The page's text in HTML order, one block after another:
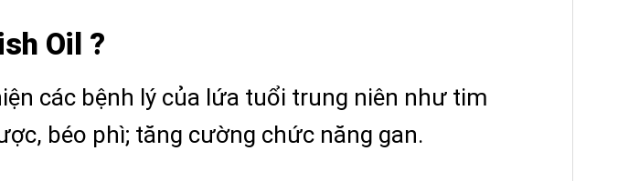
Oil ?
các bệnh lý của lứa tuổi trung niên như tim
béo phì; tăng cường chức năng gan.